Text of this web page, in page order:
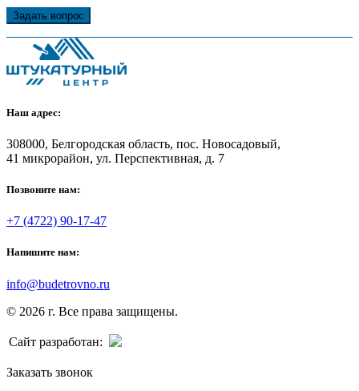
Задать вопрос
Наш адрес:
308000, Белгородская область, пос. Новосадовый,
41 микрорайон, ул. Перспективная, д. 7
Позвоните нам:
+7 (4722) 90-17-47
Напишите нам:
info@budetrovno.ru
© 2026 г. Все права защищены.
Сайт разработан:
Заказать звонок